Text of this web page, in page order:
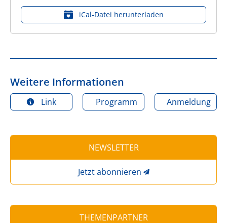
iCal‑Datei herunterladen
Weitere Informationen
Link Programm Anmeldung
NEWSLETTER
Jetzt abonnieren
THEMENPARTNER